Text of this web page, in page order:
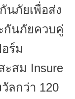
นภัยเพื่อส่ง
กันภัยควบคู่
ร์ม
สม Insure
ลกว่า 120